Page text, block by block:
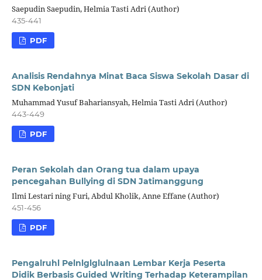
Saepudin Saepudin, Helmia Tasti Adri (Author)
435-441
PDF
Analisis Rendahnya Minat Baca Siswa Sekolah Dasar di
SDN Kebonjati
Muhammad Yusuf Bahariansyah, Helmia Tasti Adri (Author)
443-449
PDF
Peran Sekolah dan Orang tua dalam upaya
pencegahan Bullying di SDN Jatimanggung
Ilmi Lestari ning Furi, Abdul Kholik, Anne Effane (Author)
451-456
PDF
Pengalruhl Pelnlglglulnaan Lembar Kerja Peserta
Didik Berbasis Guided Writing Terhadap Keterampilan